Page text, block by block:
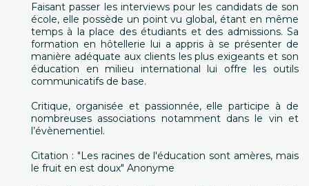
Faisant passer les interviews pour les candidats de son
école, elle possède un point vu global, étant en même
temps à la place des étudiants et des admissions. Sa
formation en hôtellerie lui a appris à se présenter de
manière adéquate aux clients les plus exigeants et son
éducation en milieu international lui offre les outils
communicatifs de base.
Critique, organisée et passionnée, elle participe à de
nombreuses associations notamment dans le vin et
l’évènementiel.
Citation : "Les racines de l'éducation sont amères, mais
le fruit en est doux" Anonyme